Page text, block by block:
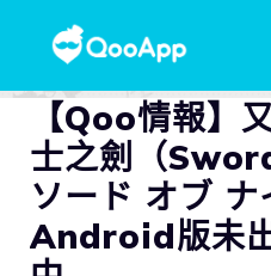
【Qoo情報】
士之劍（
ソード オブ ナ
Android版未